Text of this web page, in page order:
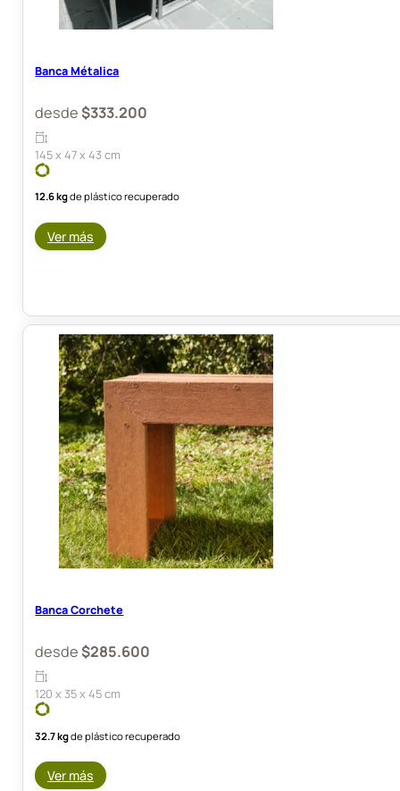
Banca Métalica
desde$333.200
145 x 47 x 43 cm
12.6 kgde plástico recuperado
Ver más
Banca Corchete
desde$285.600
120 x 35 x 45 cm
32.7 kgde plástico recuperado
Ver más